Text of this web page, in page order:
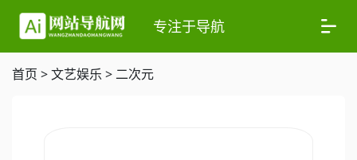
专注于导航
首页 >文艺娱乐 > 二次元